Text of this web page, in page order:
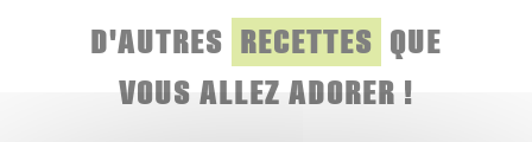
D'AUTRES RECETTES QUE
VOUS ALLEZ ADORER !